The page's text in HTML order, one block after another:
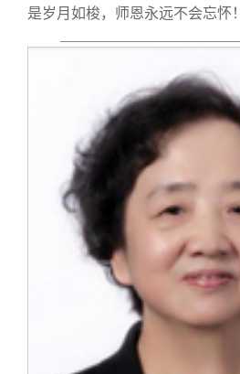
是岁月如梭，师恩永远不会忘怀！